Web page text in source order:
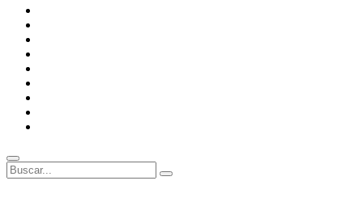
Buscar
Buscar: